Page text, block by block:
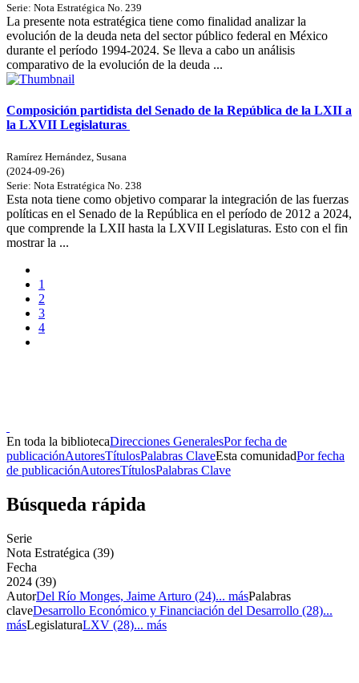
Serie: Nota Estratégica No. 239
La presente nota estratégica tiene como finalidad analizar la
evolución de la deuda neta del sector público federal en México
durante el período 1994-2024. Se lleva a cabo un análisis
comparativo de la evolución de la deuda ...
Composición partidista del Senado de la República de la LXII a
la LXVII Legislaturas
Ramírez Hernández, Susana
(2024-09-26)
Serie: Nota Estratégica No. 238
Esta nota tiene como objetivo comparar la integración de las fuerzas
políticas en el Senado de la República en el período de 2012 a 2024,
que comprende la LXII hasta la LXVII Legislaturas. Esto con el fin
mostrar la ...
1
2
3
4
En toda la bibliotecaDirecciones GeneralesPor fecha de
publicaciónAutoresTítulosPalabras ClaveEsta comunidadPor fecha
de publicaciónAutoresTítulosPalabras Clave
Búsqueda rápida
Serie
Nota Estratégica (39)
Fecha
2024 (39)
AutorDel Río Monges, Jaime Arturo (24)... másPalabras
claveDesarrollo Económico y Financiación del Desarrollo (28)...
másLegislaturaLXV (28)... más